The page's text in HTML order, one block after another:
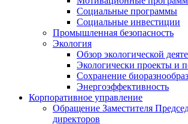
Социальные программы
Социальные инвестиции
Промышленная безопасность
Экология
Обзор экологической
Экологически проекты и
Сохранение
Энергоэффективность
Корпоративное управление
Обращение Заместителя
директоров